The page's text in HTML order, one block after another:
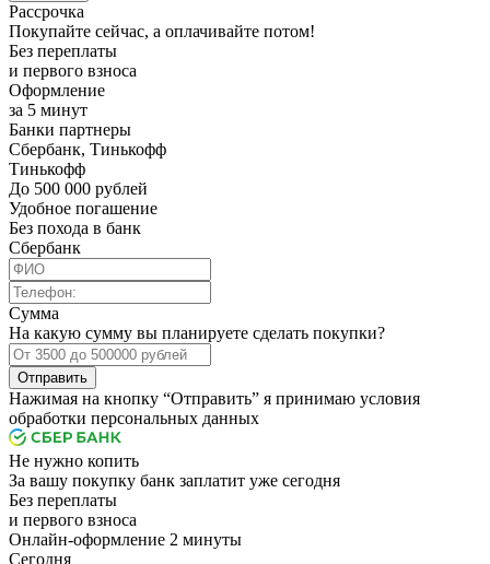
Рассрочка
Покупайте сейчас, а оплачивайте потом!
Без переплаты
и первого взноса
Оформление
за 5 минут
Банки партнеры
Сбербанк, Тинькофф
Тинькофф
До 500 000 рублей
Удобное погашение
Без похода в банк
Сбербанк
Сумма
На какую сумму вы планируете сделать покупки?
Отправить
Нажимая на кнопку “Отправить” я принимаю условия
обработки персональных данных
Не нужно копить
За вашу покупку банк заплатит уже сегодня
Без переплаты
и первого взноса
Онлайн-оформление 2 минуты
Cегодня